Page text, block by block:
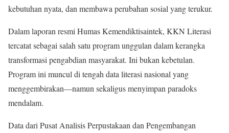
kebutuhan nyata, dan membawa perubahan sosial yang terukur.
Dalam laporan resmi Humas Kemendiktisaintek, KKN Literasi
tercatat sebagai salah satu program unggulan dalam kerangka
transformasi pengabdian masyarakat. Ini bukan kebetulan.
Program ini muncul di tengah data literasi nasional yang
menggembirakan—namun sekaligus menyimpan paradoks
mendalam.
Data dari Pusat Analisis Perpustakaan dan Pengembangan